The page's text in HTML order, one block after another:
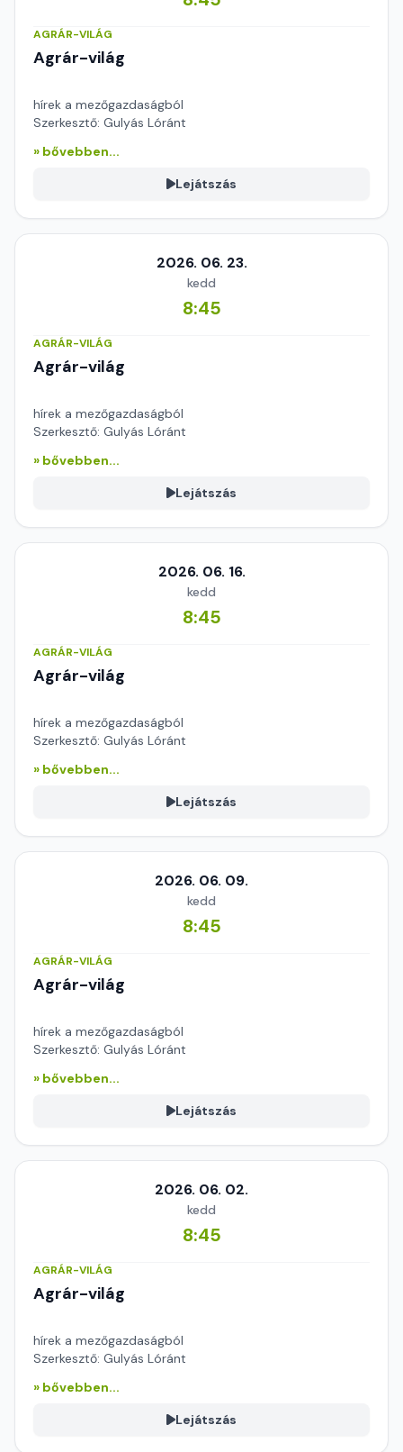
AGRÁR-VILÁG
Agrár-világ
hírek a mezőgazdaságból
Szerkesztő: Gulyás Lóránt
» bővebben...
Lejátszás
2026. 06. 23.
kedd
8:45
AGRÁR-VILÁG
Agrár-világ
hírek a mezőgazdaságból
Szerkesztő: Gulyás Lóránt
» bővebben...
Lejátszás
2026. 06. 16.
kedd
8:45
AGRÁR-VILÁG
Agrár-világ
hírek a mezőgazdaságból
Szerkesztő: Gulyás Lóránt
» bővebben...
Lejátszás
2026. 06. 09.
kedd
8:45
AGRÁR-VILÁG
Agrár-világ
hírek a mezőgazdaságból
Szerkesztő: Gulyás Lóránt
» bővebben...
Lejátszás
2026. 06. 02.
kedd
8:45
AGRÁR-VILÁG
Agrár-világ
hírek a mezőgazdaságból
Szerkesztő: Gulyás Lóránt
» bővebben...
Lejátszás